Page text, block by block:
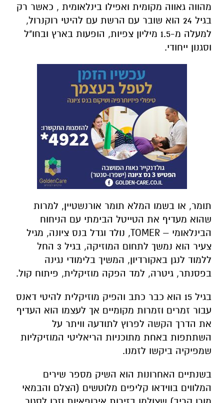
מהווה גאווה מקומית ואפילו בינלאומית , כאשר רק
בגיל 24 הוא שובר עם הרשת עם להיטי רוקנרול,
למעלה מ-1.5 מיליון צפיות, הופעות בארץ ובחו"ל
וסגנון ייחודי.
תומר, או בשמו המלא תומר אורנשטיין, למרות
שהוא מעדיף את הטייטל הבימתי עם הניחוח
הבינלאומי – TOMER, נולד וגדל בנס ציונה, מגיל
צעיר הוא נמשך לתחום המוזיקה, בגיל 3 החל
ללמוד לנגן באקורדיון, המשיך בלימודי נגינה
בפסנתר, גיטרה, למד הפקה מוזיקלית, פיתוח קול.
בגיל 15 הוא כבר כתב והפיק מוזיקלית להיטי דאנס
עבור זמרים וזמרות מקומיים אך לעצמו הוא העדיף
את הדרך הקשה לפרוץ לתודעה וויתר על
השתתפות באחת מתוכניות הריאליטי המוזיקליות
שמפיקיה ביקשו לזמנו.
בשנתיים האחרונות הוא השיק מספר שירים
המלווים בווידאו קליפים מלוטשים (הצלם והבמאי